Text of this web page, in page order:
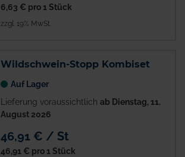
6,63 € pro 1 Stück
zzgl. 19% MwSt.
Wildschwein-Stopp Kombiset
Auf Lager
Lieferung voraussichtlich ab Dienstag, 11.
August 2026
46,91 € / St
46,91 € pro 1 Stück